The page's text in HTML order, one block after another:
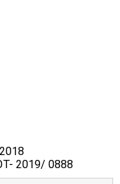
2019/ 0888